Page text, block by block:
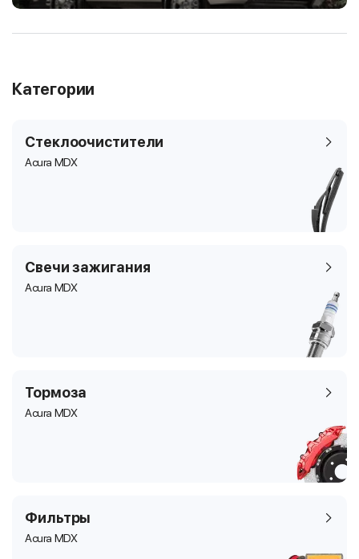
Категории
Стеклоочистители
Acura MDX
Свечи зажигания
Acura MDX
Тормоза
Acura MDX
Фильтры
Acura MDX